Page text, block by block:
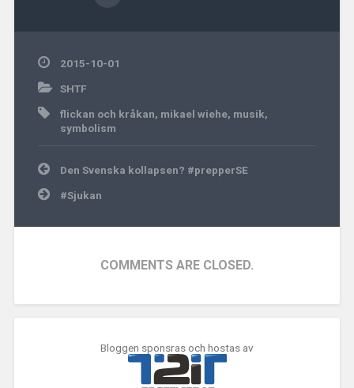
2015-10-01
SHTF
flickan och kråkan, mikael wiehe, musik,
symbolism
Inläggsnavigering
Den Svenska kollapsen? #prepperSE
#Sjukan
COMMENTS ARE CLOSED.
Bloggen sponsras och hostas av